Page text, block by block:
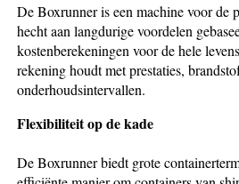
De Boxrunner is een machine voor de
hecht aan langdurige voordelen
kostenberekeningen voor de hele
rekening houdt met prestaties,
onderhoudsintervallen.
Flexibiliteit op de kade
De Boxrunner biedt grote